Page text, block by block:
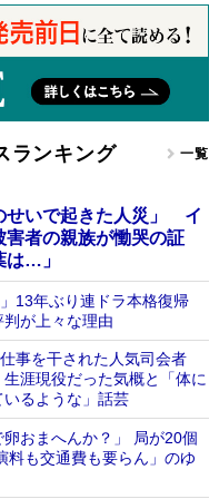
ランキング 一覧
せいで起きた人災」 イ
害者の親族が慟哭の証
…」
」13年ぶり連ドラ本格復帰
が上々な理由
事を干された人気司会者
涯現役だった気概と「体に
るような」話芸
おまへんか？」 局が20個
も交通費も要らん」のゆ